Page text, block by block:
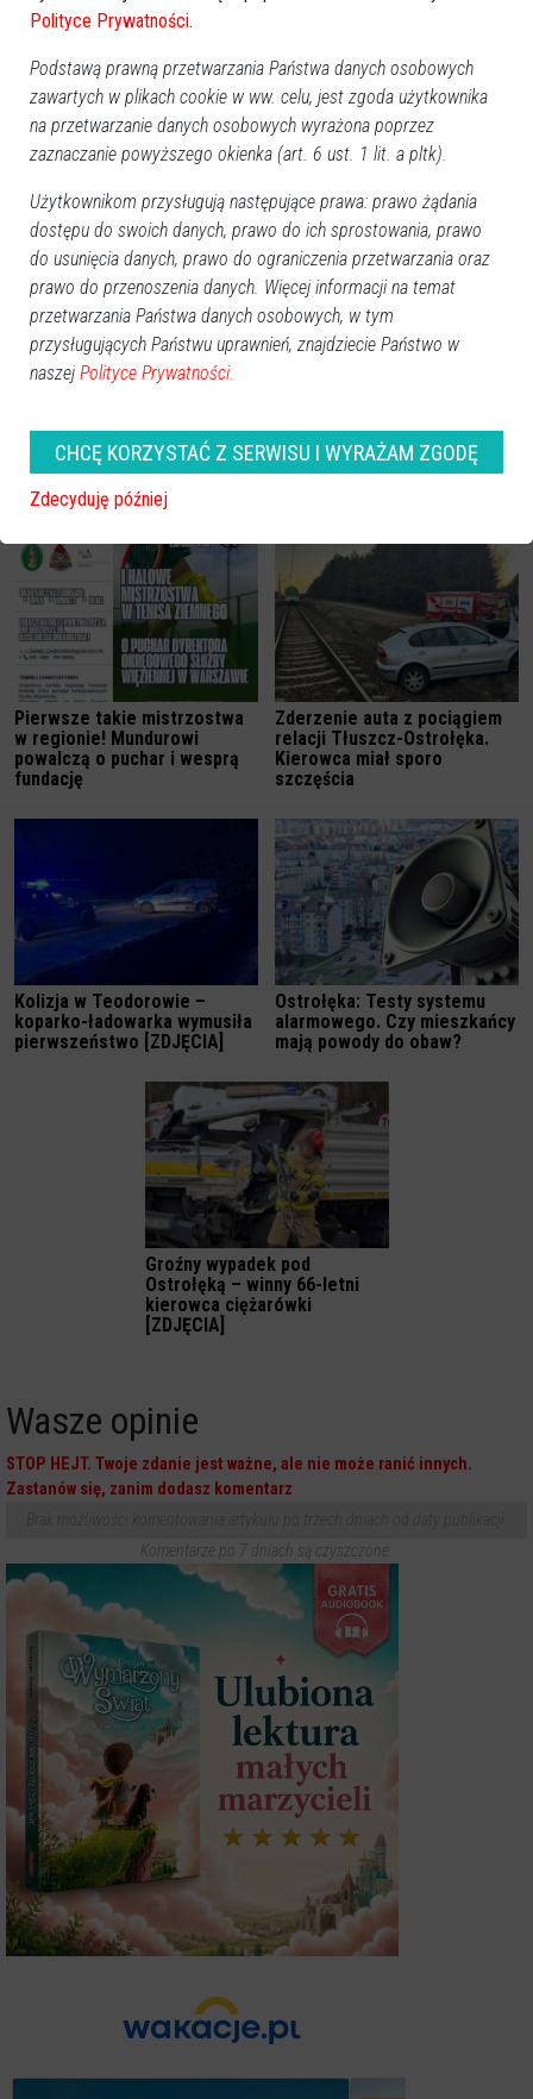
Zobacz również
Pierwsze takie mistrzostwa
w regionie! Mundurowi
powalczą o puchar i wesprą
fundację
Zderzenie auta z pociągiem
relacji Tłuszcz-Ostrołęka.
Kierowca miał sporo
szczęścia
Kolizja w Teodorowie –
koparko-ładowarka wymusiła
pierwszeństwo [ZDJĘCIA]
Ostrołęka: Testy systemu
alarmowego. Czy mieszkańcy
mają powody do obaw?
Groźny wypadek pod
Ostrołęką – winny 66-letni
kierowca ciężarówki
[ZDJĘCIA]
Wasze opinie
STOP HEJT. Twoje zdanie jest ważne, ale nie może ranić innych.
Zastanów się, zanim dodasz komentarz
Komentarze po 7 dniach są czyszczone.
Polityce Prywatności.
Podstawą prawną przetwarzania Państwa danych osobowych
zawartych w plikach cookie w ww. celu, jest zgoda użytkownika
na przetwarzanie danych osobowych wyrażona poprzez
zaznaczanie powyższego okienka (art. 6 ust. 1 lit. a pltk).
Użytkownikom przysługują następujące prawa: prawo żądania
dostępu do swoich danych, prawo do ich sprostowania, prawo
do usunięcia danych, prawo do ograniczenia przetwarzania oraz
prawo do przenoszenia danych. Więcej informacji na temat
przetwarzania Państwa danych osobowych, w tym
przysługujących Państwu uprawnień, znajdziecie Państwo w
naszej Polityce Prywatności.
CHCĘ KORZYSTAĆ Z SERWISU I WYRAŻAM ZGODĘ
Zdecyduję później